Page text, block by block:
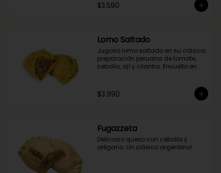
$3.590
Lomo Saltado
Jugoso lomo saltado en su clásica
preparación peruana de tomate,
cebolla, ají y cilantro. Envuelto en
$3.990
Fugazzeta
Delicioso queso con cebolla y
orégano. Un clásico argentiino!